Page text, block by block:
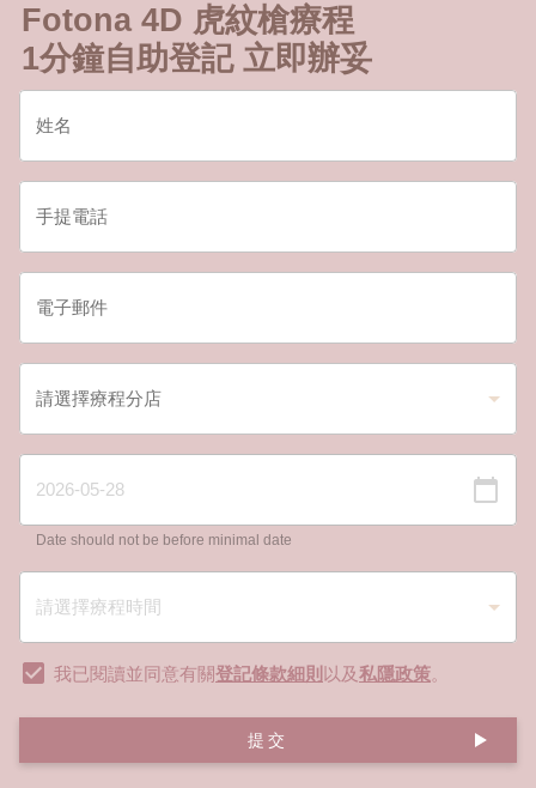
Fotona 4D 虎紋槍療程
1分鐘自助登記 立即辦妥
Date should not be before minimal date
我已閱讀並同意有關登記條款細則 以及私隱政策。
提交